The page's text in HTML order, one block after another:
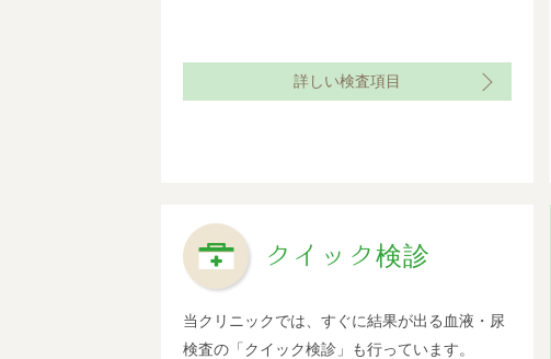
詳しい検査項目
クイック検診
当クリニックでは、すぐに結果が出る血液・尿
検査の「クイック検診」も行っています。